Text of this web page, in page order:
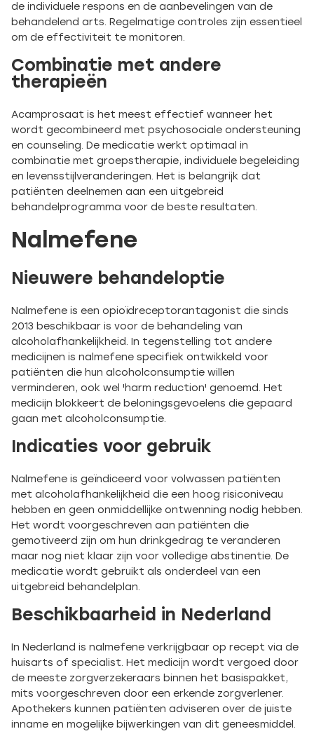
de individuele respons en de aanbevelingen van de
behandelend arts. Regelmatige controles zijn essentieel
om de effectiviteit te monitoren.
Combinatie met andere
therapieën
Acamprosaat is het meest effectief wanneer het
wordt gecombineerd met psychosociale ondersteuning
en counseling. De medicatie werkt optimaal in
combinatie met groepstherapie, individuele begeleiding
en levensstijlveranderingen. Het is belangrijk dat
patiënten deelnemen aan een uitgebreid
behandelprogramma voor de beste resultaten.
Nalmefene
Nieuwere behandeloptie
Nalmefene is een opioïdreceptorantagonist die sinds
2013 beschikbaar is voor de behandeling van
alcoholafhankelijkheid. In tegenstelling tot andere
medicijnen is nalmefene specifiek ontwikkeld voor
patiënten die hun alcoholconsumptie willen
verminderen, ook wel 'harm reduction' genoemd. Het
medicijn blokkeert de beloningsgevoelens die gepaard
gaan met alcoholconsumptie.
Indicaties voor gebruik
Nalmefene is geïndiceerd voor volwassen patiënten
met alcoholafhankelijkheid die een hoog risiconiveau
hebben en geen onmiddellijke ontwenning nodig hebben.
Het wordt voorgeschreven aan patiënten die
gemotiveerd zijn om hun drinkgedrag te veranderen
maar nog niet klaar zijn voor volledige abstinentie. De
medicatie wordt gebruikt als onderdeel van een
uitgebreid behandelplan.
Beschikbaarheid in Nederland
In Nederland is nalmefene verkrijgbaar op recept via de
huisarts of specialist. Het medicijn wordt vergoed door
de meeste zorgverzekeraars binnen het basispakket,
mits voorgeschreven door een erkende zorgverlener.
Apothekers kunnen patiënten adviseren over de juiste
inname en mogelijke bijwerkingen van dit geneesmiddel.